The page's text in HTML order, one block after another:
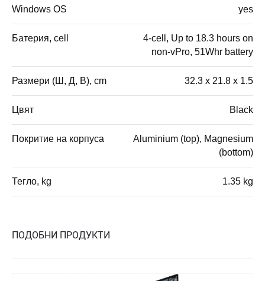
Windows OS yes
Батерия, cell
4-cell, Up to 18.3 hours on
non-vPro, 51Whr battery
Размери (Ш, Д, В), cm 32.3 x 21.8 x 1.5
Цвят Black
Покритие на корпуса
Aluminium (top), Magnesium
(bottom)
Тегло, kg 1.35 kg
ПОДОБНИ ПРОДУКТИ